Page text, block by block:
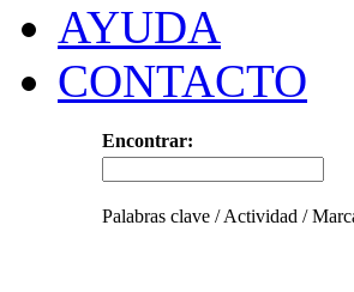
AYUDA
CONTACTO
Encontrar:
Palabras clave / Actividad /